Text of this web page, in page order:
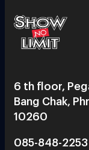
6 th floor,
Bang Chak,
10260
085-848-2253